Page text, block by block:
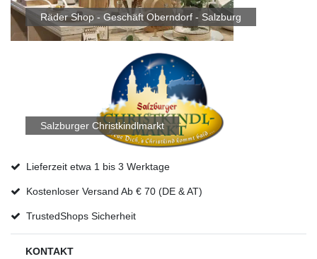
Räder Shop - Geschäft Oberndorf - Salzburg
Salzburger Christkindlmarkt
Lieferzeit etwa 1 bis 3 Werktage
Kostenloser Versand Ab € 70 (DE & AT)
TrustedShops Sicherheit
KONTAKT